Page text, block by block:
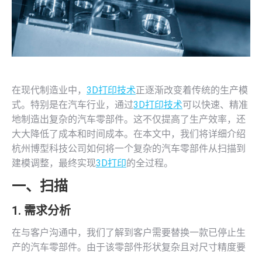
在现代制造业中， 3D打印技术正逐渐改变着传统的生产模
式。特别是在汽车行业，通过3D打印技术可以快速、精准
地制造出复杂的汽车零部件。这不仅提高了生产效率，还
大大降低了成本和时间成本。在本文中，我们将详细介绍
杭州博型科技公司如何将一个复杂的汽车零部件从扫描到
建模调整，最终实现3D打印的全过程。
一、扫描
1. 需求分析
在与客户沟通中，我们了解到客户需要替换一款已停止生
产的汽车零部件。由于该零部件形状复杂且对尺寸精度要